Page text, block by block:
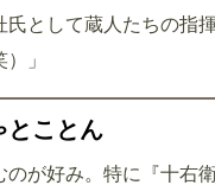
氏として蔵人たちの指
」
とことん
のが好み。特に『十